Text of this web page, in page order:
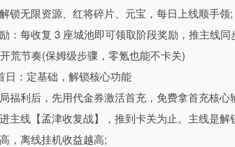
值无底洞。
日登录免费送 1000 充值代金券福利，无需完成
充、VIP 等级活动，叠加 0.1 折折扣实现福利翻
等配套福利，零氪玩家也能轻松拉满战力，微氪
正统还原：全神将免费解锁，沉浸式神魔争霸史诗
神 IP，高度还原封神演义原著剧情与世界观，
位神将的人设形象、技能设定、神通效果均贴合
锁无限资源、红将碎片、元宝，每日上线顺手领;
：每收复 3 座城池即可领取阶段奖励，推主线同
荒节奏(保姆级步骤，零氪也能不卡关)
日：定基础，解锁核心功能
福利后，先用代金券激活首充，免费拿首充核
主线【孟津收复战】，推到卡关为止。主线是
，离线挂机收益越高;